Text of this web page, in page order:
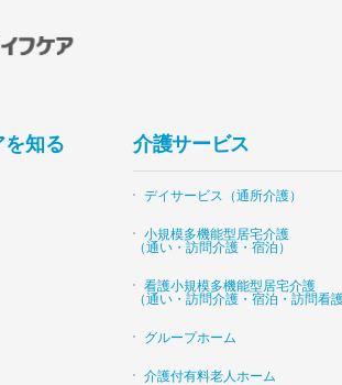
を知る 介護サービス
デイサービス（通所介護）
小規模多機能型居宅介護
（通い・訪問介護・宿泊）
看護小規模多機能型居宅介護
（通い・訪問介護・宿泊・訪問看護
グループホーム
介護付有料老人ホーム